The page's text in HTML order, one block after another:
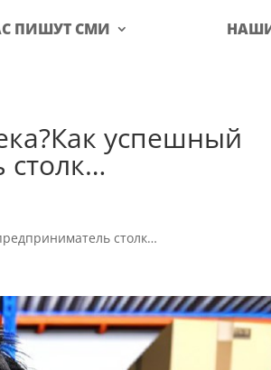
ПИШУТ СМИ
успешный
столк…